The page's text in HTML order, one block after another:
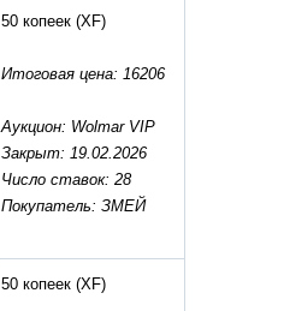
50 копеек (XF)
Итоговая цена: 16206
Аукцион: Wolmar VIP
Закрыт: 19.02.2026
Число ставок: 28
Покупатель: ЗМЕЙ
50 копеек (XF)